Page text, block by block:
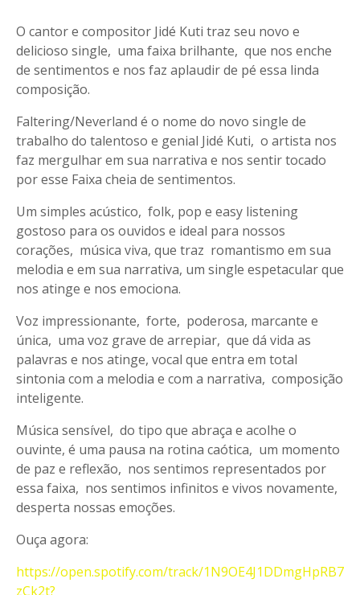
O cantor e compositor Jidé Kuti traz seu novo e
delicioso single, uma faixa brilhante, que nos enche
de sentimentos e nos faz aplaudir de pé essa linda
composição.
Faltering/Neverland é o nome do novo single de
trabalho do talentoso e genial Jidé Kuti, o artista nos
faz mergulhar em sua narrativa e nos sentir tocado
por esse Faixa cheia de sentimentos.
Um simples acústico, folk, pop e easy listening
gostoso para os ouvidos e ideal para nossos
corações, música viva, que traz romantismo em sua
melodia e em sua narrativa, um single espetacular que
nos atinge e nos emociona.
Voz impressionante, forte, poderosa, marcante e
única, uma voz grave de arrepiar, que dá vida as
palavras e nos atinge, vocal que entra em total
sintonia com a melodia e com a narrativa, composição
inteligente.
Música sensível, do tipo que abraça e acolhe o
ouvinte, é uma pausa na rotina caótica, um momento
de paz e reflexão, nos sentimos representados por
essa faixa, nos sentimos infinitos e vivos novamente,
desperta nossas emoções.
Ouça agora:
https://open.spotify.com/track/1N9OE4J1DDmgHpRB7
zCk2t?